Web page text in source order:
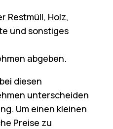
Restmüll, Holz,
und sonstiges
abgeben.
diesen
unterscheiden
Um einen kleinen
Preise zu